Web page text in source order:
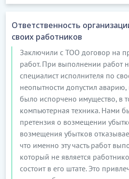
Ответственность
своих работников
Заключили с ТОО договор на
работ. При выполнении работ
специалист исполнителя по
неопытности допустил аварию,
было испорчено имущество, в
компьютерная техника. Нами
претензия о возмещении
возмещения убытков
что именно эту часть работ
который не является
состоит в его штате. Это